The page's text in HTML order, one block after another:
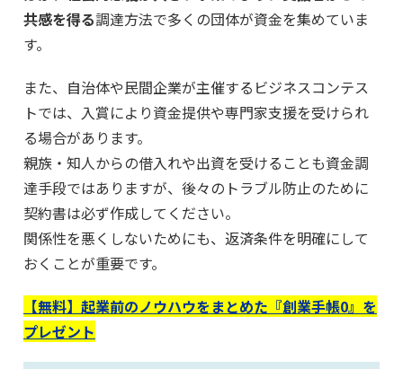
共感を得る調達方法で多くの団体が資金を集めていま
す。
また、自治体や民間企業が主催するビジネスコンテス
トでは、入賞により資金提供や専門家支援を受けられ
る場合があります。
親族・知人からの借入れや出資を受けることも資金調
達手段ではありますが、後々のトラブル防止のために
契約書は必ず作成してください。
関係性を悪くしないためにも、返済条件を明確にして
おくことが重要です。
【無料】起業前のノウハウをまとめた『創業手帳0』を
プレゼント